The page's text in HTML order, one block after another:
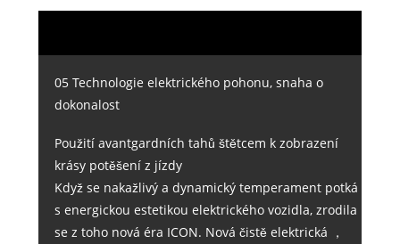
05 Technologie elektrického pohonu, snaha o
dokonalost
Použití avantgardních tahů štětcem k zobrazení
krásy potěšení z jízdy
Když se nakažlivý a dynamický temperament potká
s energickou estetikou elektrického vozidla, zrodila
se z toho nová éra ICON. Nová čistě elektrická ，